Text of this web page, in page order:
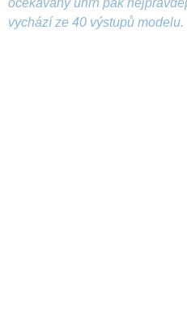
očekávaný úhrn pak
vychází ze 40 výstupů modelu.